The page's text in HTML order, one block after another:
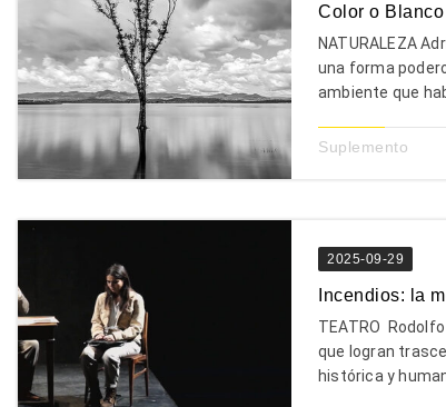
Color o
NATURALEZA
una forma
ambiente que
Suplemento
2025-09-29
Incendios: la
TEATRO
que logran
histórica y